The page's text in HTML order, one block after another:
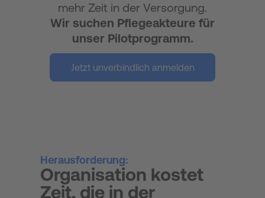
mehr Zeit in der Versorgung.
Wir suchen Pflegeakteure für
unser Pilotprogramm.
Jetzt unverbindlich anmelden
Herausforderung:
Organisation kostet
Zeit, die in der